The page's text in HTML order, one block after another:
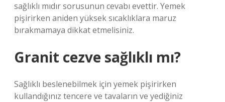
sağlıklı mıdır sorusunun cevabı evettir. Yemek
pişirirken aniden yüksek sıcaklıklara maruz
bırakmamaya dikkat etmelisiniz.
Granit cezve sağlıklı mı?
Sağlıklı beslenebilmek için yemek pişirirken
kullandığınız tencere ve tavaların ve yediğiniz